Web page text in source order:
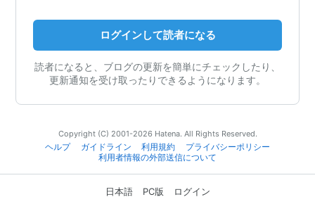
ログインして読者になる
読者になると、ブログの更新を簡単にチェックしたり、
更新通知を受け取ったりできるようになります。
Copyright (C) 2001-2026 Hatena. All Rights Reserved.
ヘルプ
ガイドライン 利用規約
プライバシーポリシー
利用者情報の外部送信について
日本語 PC版 ログイン